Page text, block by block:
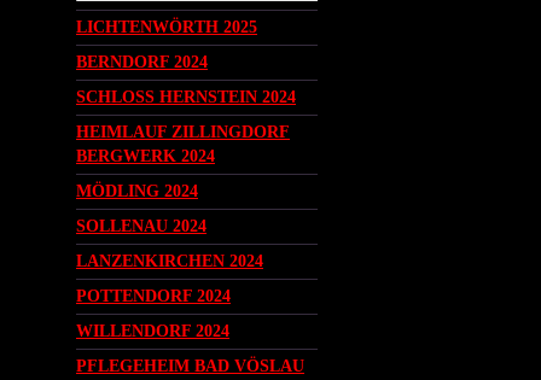
LICHTENWÖRTH 2025
BERNDORF 2024
SCHLOSS HERNSTEIN 2024
HEIMLAUF ZILLINGDORF
BERGWERK 2024
MÖDLING 2024
SOLLENAU 2024
LANZENKIRCHEN 2024
POTTENDORF 2024
WILLENDORF 2024
PFLEGEHEIM BAD VÖSLAU